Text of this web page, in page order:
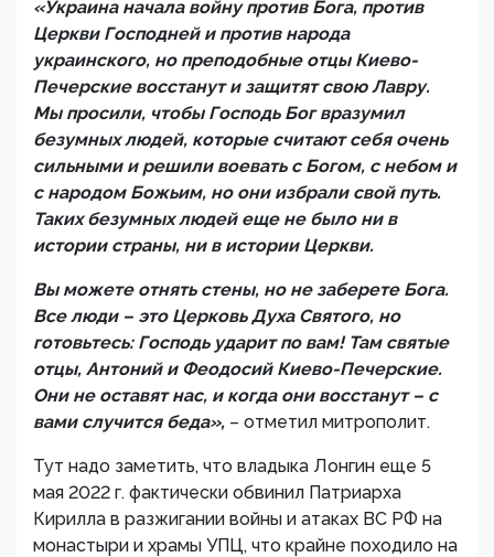
«Украина начала войну против Бога, против
Церкви Господней и против народа
украинского, но преподобные отцы Киево-
Печерские восстанут и защитят свою Лавру.
Мы просили, чтобы Господь Бог вразумил
безумных людей, которые считают себя очень
сильными и решили воевать с Богом, с небом и
с народом Божьим, но они избрали свой путь.
Таких безумных людей еще не было ни в
истории страны, ни в истории Церкви.
Вы можете отнять стены, но не заберете Бога.
Все люди – это Церковь Духа Святого, но
готовьтесь: Господь ударит по вам! Там святые
отцы, Антоний и Феодосий Киево-Печерские.
Они не оставят нас, и когда они восстанут – с
вами случится беда», – отметил митрополит.
Тут надо заметить, что владыка Лонгин еще 5
мая 2022 г. фактически обвинил Патриарха
Кирилла в разжигании войны и атаках ВС РФ на
монастыри и храмы УПЦ, что крайне походило на